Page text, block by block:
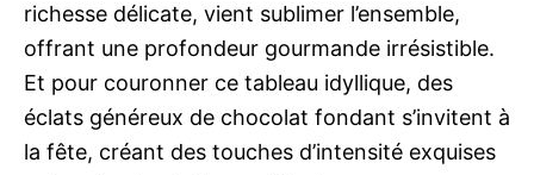
richesse délicate, vient sublimer l’ensemble,
offrant une profondeur gourmande irrésistible.
Et pour couronner ce tableau idyllique, des
éclats généreux de chocolat fondant s’invitent à
la fête, créant des touches d’intensité exquises